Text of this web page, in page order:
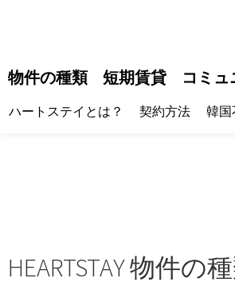
物件の種類 短期賃貸 コミュ
ハートステイとは？ 契約方法 韓国
HEARTSTAY 物件の